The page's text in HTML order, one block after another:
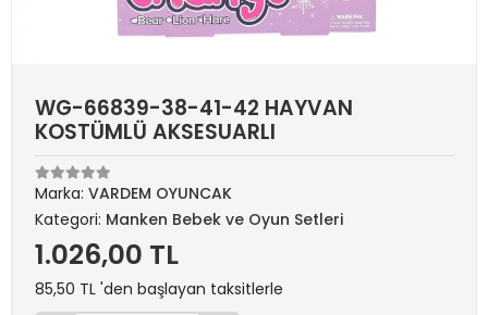
WG-66839-38-41-42 HAYVAN
KOSTÜMLÜ AKSESUARLI
Marka: VARDEM OYUNCAK
Kategori: Manken Bebek ve Oyun Setleri
1.026,00 TL
85,50 TL 'den başlayan taksitlerle